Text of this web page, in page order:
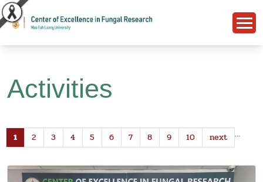
Activities
1 2 3 4 5 6 7 8 9 10 …
next